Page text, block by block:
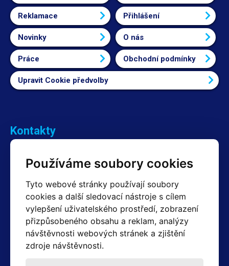
Používáme soubory cookies
Tyto webové stránky používají soubory
cookies a další sledovací nástroje s cílem
vylepšení uživatelského prostředí, zobrazení
přizpůsobeného obsahu a reklam, analýzy
návštěvnosti webových stránek a zjištění
zdroje návštěvnosti.
Reklamace Přihlášení
Novinky O nás
Práce Obchodní podmínky
Upravit Cookie předvolby
Kontakty
+420 603 357 606 +420 605 234 204
Fakturační a expediční oddělení
+420 605 259 759 (Po–Pá: 7:30 – 15:00)
Technické oddělení
+420 603 355 085 (Po–Pá: 8:00 – 16:00)
servis@hotair.cz